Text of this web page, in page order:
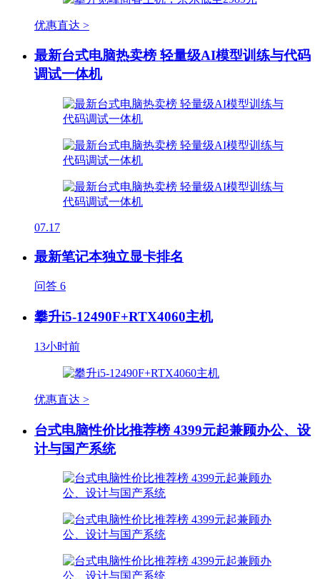
优惠直达 >
最新台式电脑热卖榜 轻量级AI模型训练与代码
调试一体机
07.17
最新笔记本独立显卡排名
问答 6
攀升i5-12490F+RTX4060主机
13小时前
优惠直达 >
台式电脑性价比推荐榜 4399元起兼顾办公、设
计与国产系统